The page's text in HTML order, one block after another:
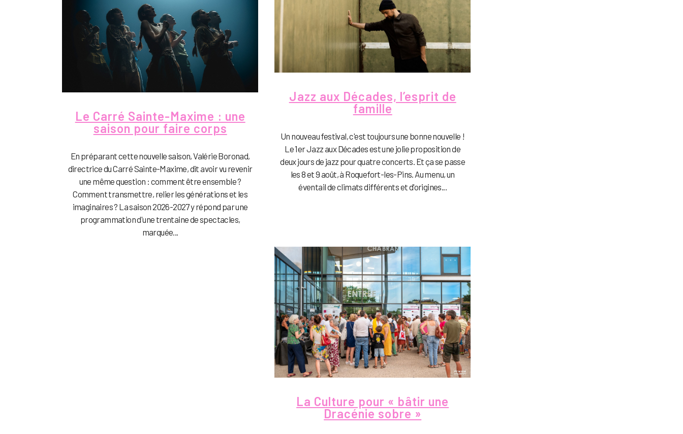
Jazz aux Décades, l’esprit de
famille
Un nouveau festival, c'est toujours une bonne nouvelle !
Le 1er Jazz aux Décades est une jolie proposition de
deux jours de jazz pour quatre concerts. Et ça se passe
les 8 et 9 août, à Roquefort-les-Pins. Au menu, un
éventail de climats différents et d'origines...
Le Carré Sainte-Maxime : une
saison pour faire corps
En préparant cette nouvelle saison, Valérie Boronad,
directrice du Carré Sainte-Maxime, dit avoir vu revenir
une même question : comment être ensemble ?
Comment transmettre, relier les générations et les
imaginaires ? La saison 2026-2027 y répond par une
programmation d'une trentaine de spectacles,
marquée...
La Culture pour « bâtir une
Dracénie sobre »